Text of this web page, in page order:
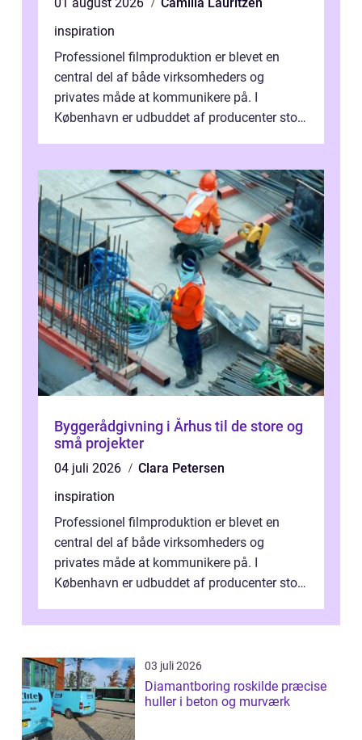
inspiration
Professionel filmproduktion er blevet en
central del af både virksomheders og
privates måde at kommunikere på. I
København er udbuddet af producenter stort,
Byggerådgivning i Århus til de store og
små projekter
04 juli 2026
Clara Petersen
inspiration
Professionel filmproduktion er blevet en
central del af både virksomheders og
privates måde at kommunikere på. I
København er udbuddet af producenter stort,
inti...
03 juli 2026
Diamantboring roskilde præcise
huller i beton og murværk